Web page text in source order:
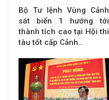
Bộ Tư lệnh Vùng Cảnh
sát biển 1 hướng tới
thành tích cao tại Hội thi
tàu tốt cấp Cảnh…